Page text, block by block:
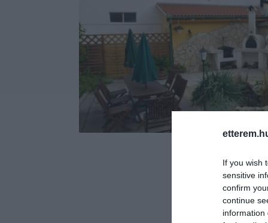
If you wish
sensitive
confirm
continue
information